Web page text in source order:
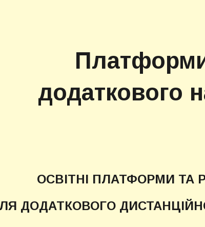
додаткового
ОСВІТНІ ПЛАТФОРМИ ТА
ДОДАТКОВОГО